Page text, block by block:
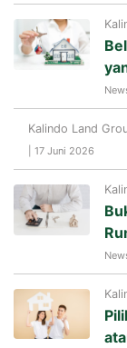
Kalindo Land
| 17 Juni 2026